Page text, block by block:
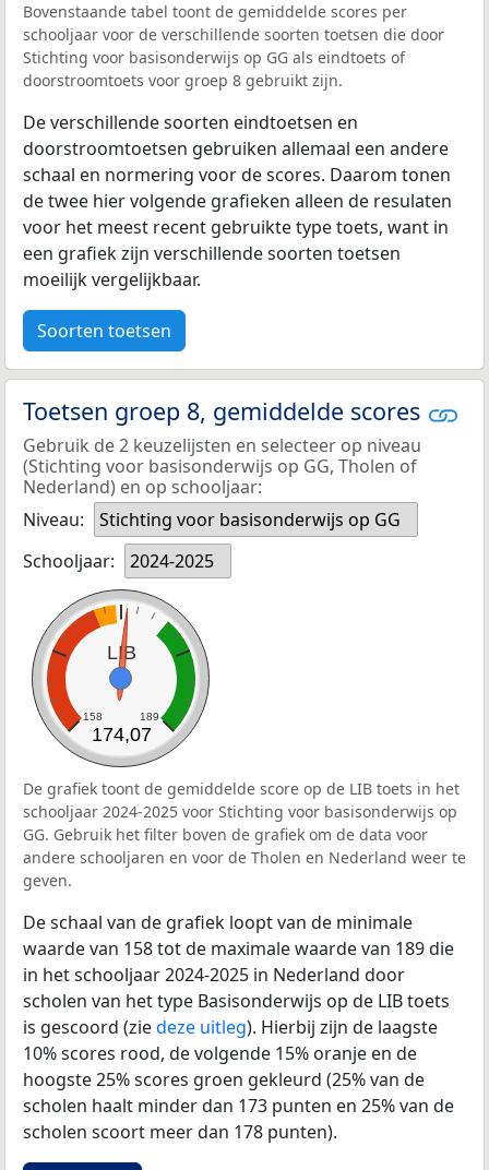
Bovenstaande tabel toont de gemiddelde scores per
schooljaar voor de verschillende soorten toetsen die door
Stichting voor basisonderwijs op GG als eindtoets of
doorstroomtoets voor groep 8 gebruikt zijn.
De verschillende soorten eindtoetsen en
doorstroomtoetsen gebruiken allemaal een andere
schaal en normering voor de scores. Daarom tonen
de twee hier volgende grafieken alleen de resulaten
voor het meest recent gebruikte type toets, want in
een grafiek zijn verschillende soorten toetsen
moeilijk vergelijkbaar.
Soorten toetsen
Toetsen groep 8, gemiddelde scores
Gebruik de 2 keuzelijsten en selecteer op niveau
(Stichting voor basisonderwijs op GG, Tholen of
Nederland) en op schooljaar:
Niveau:
Stichting voor basisonderwijs op GG
Schooljaar:
2024-2025
LIB
158 189
174,07
De grafiek toont de gemiddelde score op de LIB toets in het
schooljaar 2024-2025 voor Stichting voor basisonderwijs op
GG. Gebruik het filter boven de grafiek om de data voor
andere schooljaren en voor de Tholen en Nederland weer te
geven.
De schaal van de grafiek loopt van de minimale
waarde van 158 tot de maximale waarde van 189 die
in het schooljaar 2024-2025 in Nederland door
scholen van het type Basisonderwijs op de LIB toets
is gescoord (ziedeze uitleg). Hierbij zijn de laagste
10% scores rood, de volgende 15% oranje en de
hoogste 25% scores groen gekleurd (25% van de
scholen haalt minder dan 173 punten en 25% van de
scholen scoort meer dan 178 punten).